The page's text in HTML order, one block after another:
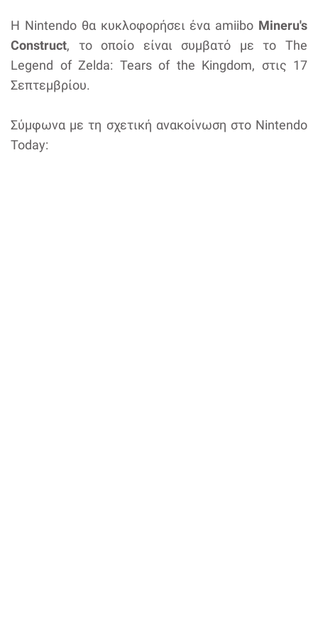
Η Nintendo θα κυκλοφορήσει ένα amiibo Mineru's
Construct, το οποίο είναι συμβατό με το The
Legend of Zelda: Tears of the Kingdom, στις 17
Σεπτεμβρίου.
Σύμφωνα με τη σχετική ανακοίνωση στο Nintendo
Today: